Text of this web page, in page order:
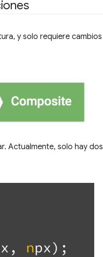
y solo requiere cambios
Actualmente, solo hay dos